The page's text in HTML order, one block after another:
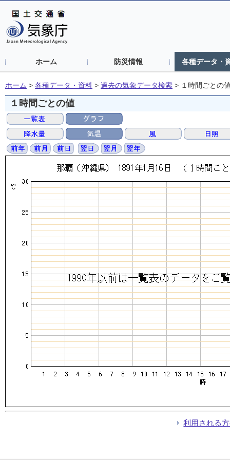
ホーム 防災情報 各種データ・
ホーム > 各種データ・資料 > 過去の気象データ検索 > １時間ごとの
１時間ごとの値
利用される